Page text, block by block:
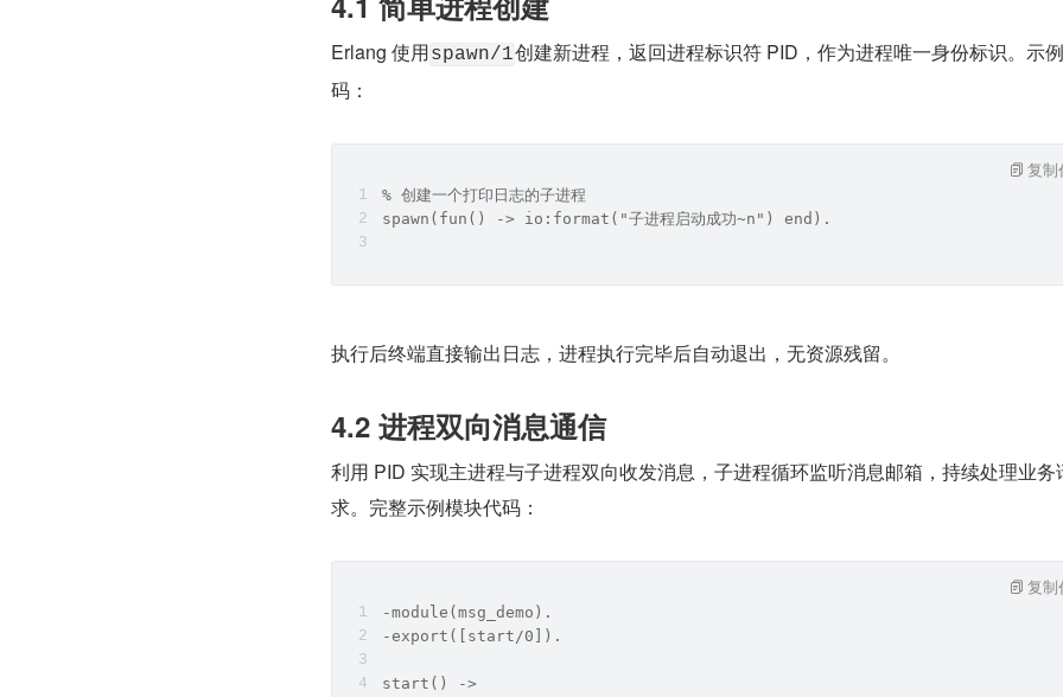
Erlang 使用spawn/1创建新进程，返回进程标识符 PID，作为进程唯一身份标识。示
码：
% 创建一个打印日志的子进程
spawn(fun() -> io:format("子进程启动成功~n") end).
复制
执行后终端直接输出日志，进程执行完毕后自动退出，无资源残留。
4.2 进程双向消息通信
利用 PID 实现主进程与子进程双向收发消息，子进程循环监听消息邮箱，持续处理业务
求。完整示例模块代码：
-module(msg_demo).
-export([start/0]).
start() ->
复制